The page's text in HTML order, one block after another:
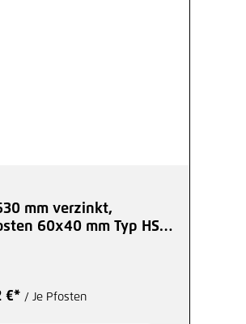
mm verzinkt,
60x40 mm Typ HS
€* / Je Pfosten